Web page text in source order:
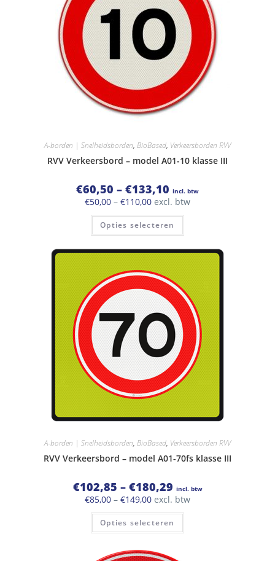
A-borden | Snelheidsborden, BioBased, Verkeersborden RVV
RVV Verkeersbord – model A01-10 klasse III
€60,50 – €133,10 Prijsklasse:
€60,50
tot
€133,10
incl. btw
€50,00 – €110,00Prijsklasse:
tot
€110,00
excl. btw
Opties selecteren
Dit
heeft
variaties.
gekozen
worden
op
de
productpagina
A-borden | Snelheidsborden, BioBased, Verkeersborden RVV
RVV Verkeersbord – model A01-70fs klasse III
€102,85 – €180,29Prijsklasse:
€102,85
tot
€180,29
incl. btw
€85,00 – €149,00Prijsklasse:
€85,00
tot
€149,00
excl. btw
Opties selecteren
Dit
heeft